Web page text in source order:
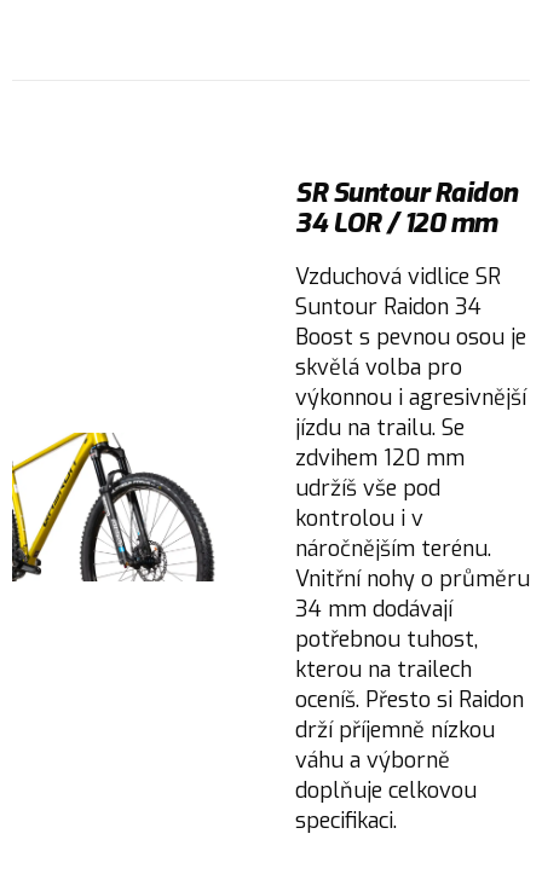
SR Suntour Raidon
34 LOR / 120 mm
Vzduchová vidlice SR
Suntour Raidon 34
Boost s pevnou osou je
skvělá volba pro
výkonnou i agresivnější
jízdu na trailu. Se
zdvihem 120 mm
udržíš vše pod
kontrolou i v
náročnějším terénu.
Vnitřní nohy o průměru
34 mm dodávají
potřebnou tuhost,
kterou na trailech
oceníš. Přesto si Raidon
drží příjemně nízkou
váhu a výborně
doplňuje celkovou
specifikaci.